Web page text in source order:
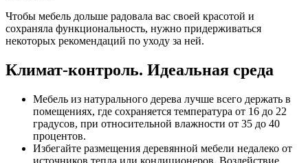
Чтобы мебель дольше радовала вас своей красотой и
сохраняла функциональность, нужно придерживаться
некоторых рекомендаций по уходу за ней.
Климат-контроль. Идеальная среда
Мебель из натурального дерева лучше всего держать в
помещениях, где сохраняется температура от 16 до 22
градусов, при относительной влажности от 35 до 40
процентов.
Избегайте размещения деревянной мебели недалеко от
источников тепла или кондиционеров. Воздействие